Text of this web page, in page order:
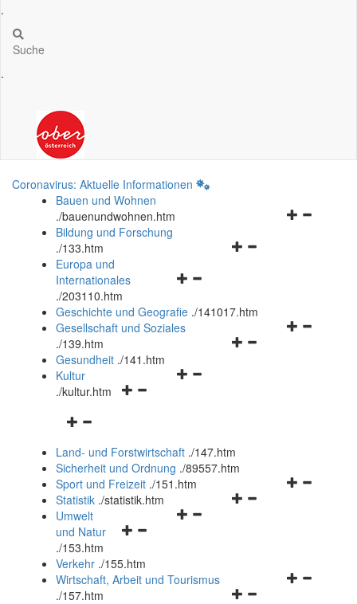
.
Suche
.
Coronavirus: Aktuelle Informationen
Bauen und Wohnen
./bauenundwohnen.htm
Navigationsmenü
Bildung und Forschung
./133.htm
Navigationsmenü
und
schließen
Europa und
Internationales
./203110.htm
Geschichte und Geografie ./141017.htm
Navigationsmenü
Gesellschaft und Soziales
./139.htm
Navigationsmenü
Gesundheit ./141.htm
Navigationsmenü
Kultur
./kultur.htm
Navigationsmenü
und
schließen
Land- und Forstwirtschaft ./147.htm
Sicherheit und Ordnung ./89557.htm
Navigationsmenü
Sport und Freizeit ./151.htm
Navigationsmenü
Statistik ./statistik.htm
Navigationsmenü
und
schließen
Umwelt
und Natur
./153.htm
Verkehr ./155.htm
Navigationsmenü
Wirtschaft, Arbeit und Tourismus
./157.htm